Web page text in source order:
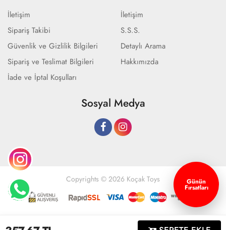
İletişim
Sipariş Takibi
Güvenlik ve Gizlilik Bilgileri
Sipariş ve Teslimat Bilgileri
İade ve İptal Koşulları
İletişim
S.S.S.
Detaylı Arama
Hakkımızda
Sosyal Medya
Copyrights © 2026 Koçak Toys
Geliştir - powered by innovation
Günün
Fırsatları